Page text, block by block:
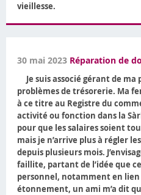
vieillesse.
30 mai 2023 Réparation de
Je suis associé gérant de
problèmes de trésorerie. Ma
à ce titre au Registre du
activité ou fonction dans la
pour que les salaires soient
mais je n’arrive plus à régler
depuis plusieurs mois.
faillite, partant de l’idée que
personnel, notamment en lien
étonnement, un ami m’a dit